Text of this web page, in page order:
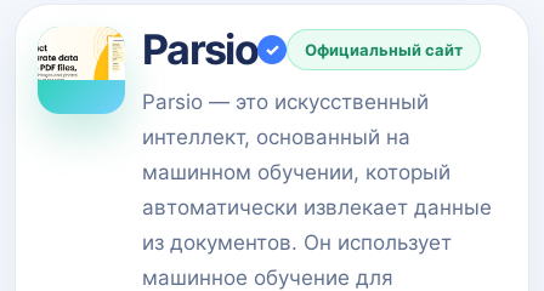
Parsio ✓ Официальный сайт
Parsio — это искусственный
интеллект, основанный на
машинном обучении, который
автоматически извлекает данные
из документов. Он использует
машинное обучение для